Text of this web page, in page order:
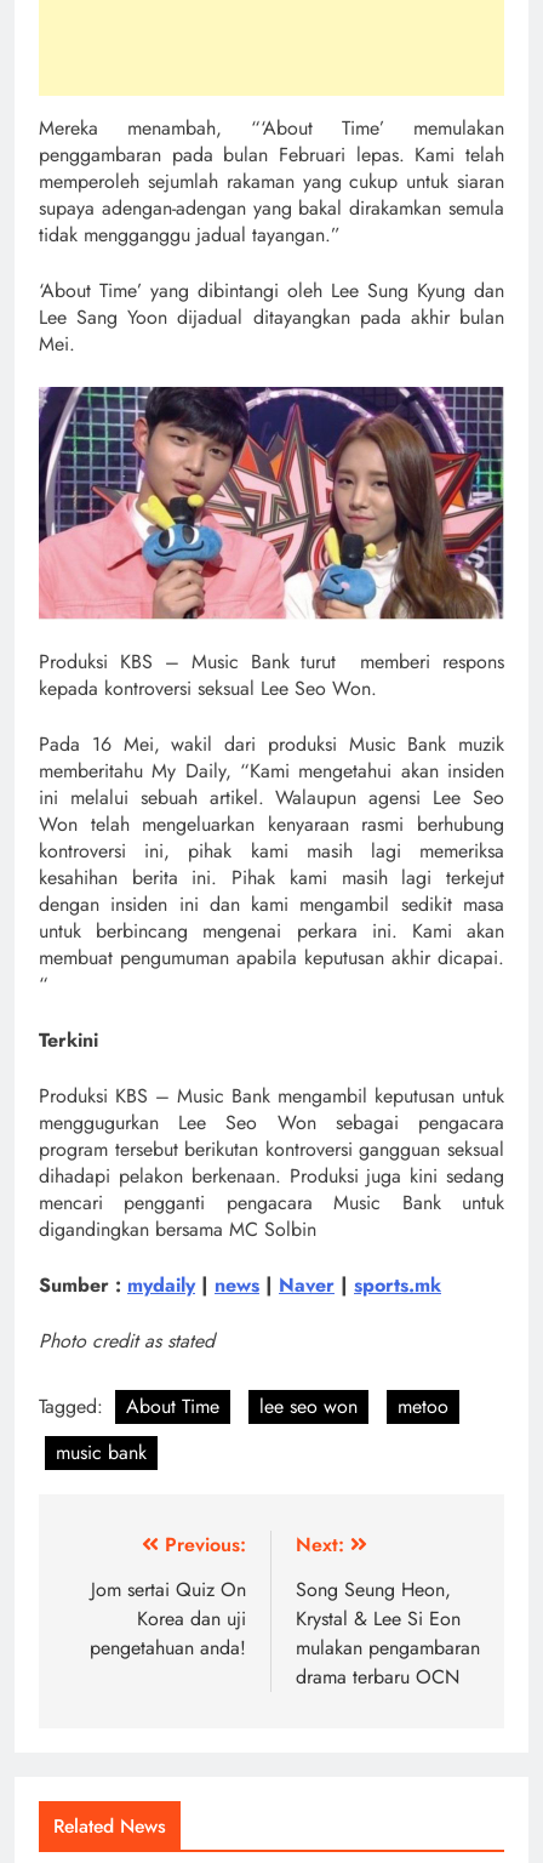
Mereka menambah, “‘About Time’ memulakan
penggambaran pada bulan Februari lepas. Kami telah
memperoleh sejumlah rakaman yang cukup untuk siaran
supaya adengan-adengan yang bakal dirakamkan semula
tidak mengganggu jadual tayangan.”
‘About Time’ yang dibintangi oleh Lee Sung Kyung dan
Lee Sang Yoon dijadual ditayangkan pada akhir bulan
Mei.
Produksi KBS – Music Bank turut memberi respons
kepada kontroversi seksual Lee Seo Won.
Pada 16 Mei, wakil dari produksi Music Bank muzik
memberitahu My Daily, “Kami mengetahui akan insiden
ini melalui sebuah artikel. Walaupun agensi Lee Seo
Won telah mengeluarkan kenyaraan rasmi berhubung
kontroversi ini, pihak kami masih lagi memeriksa
kesahihan berita ini. Pihak kami masih lagi terkejut
dengan insiden ini dan kami mengambil sedikit masa
untuk berbincang mengenai perkara ini. Kami akan
membuat pengumuman apabila keputusan akhir dicapai.
“
Terkini
Produksi KBS – Music Bank mengambil keputusan untuk
menggugurkan Lee Seo Won sebagai pengacara
program tersebut berikutan kontroversi gangguan seksual
dihadapi pelakon berkenaan. Produksi juga kini sedang
mencari pengganti pengacara Music Bank untuk
digandingkan bersama MC Solbin
Sumber : mydaily| news | Naver | sports.mk
Photo credit as stated
Tagged: About Time lee seo won
metoo
music bank
navigation
Previous:
Jom sertai Quiz On
Korea dan uji
pengetahuan anda!
Next:
Song Seung Heon,
Krystal & Lee Si Eon
mulakan pengambaran
drama terbaru OCN
Related News